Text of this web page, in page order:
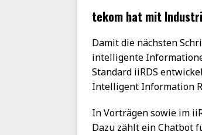
tekom hat mit
Damit die nächsten
intelligente
Standard iiRDS
Intelligent Information
In Vorträgen sowie im
Dazu zählt ein Chatbot